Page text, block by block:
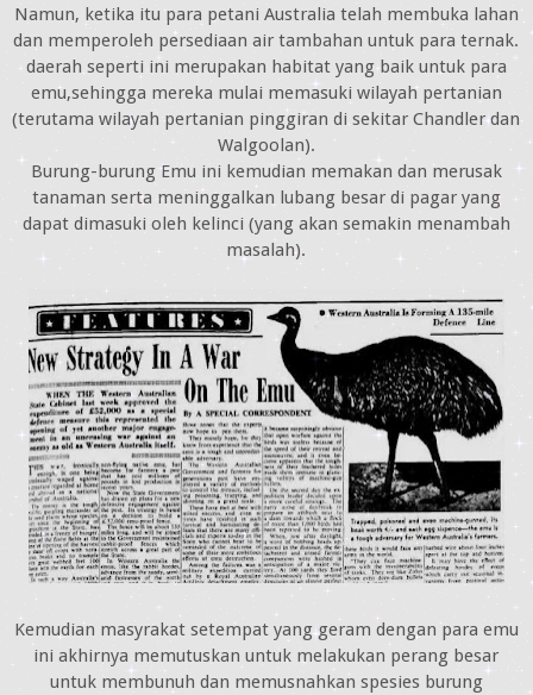
Namun, ketika itu para petani Australia telah membuka lahan
dan memperoleh persediaan air tambahan untuk para ternak.
daerah seperti ini merupakan habitat yang baik untuk para
emu,sehingga mereka mulai memasuki wilayah pertanian
(terutama wilayah pertanian pinggiran di sekitar Chandler dan
Walgoolan).
Burung-burung Emu ini kemudian memakan dan merusak
tanaman serta meninggalkan lubang besar di pagar yang
dapat dimasuki oleh kelinci (yang akan semakin menambah
masalah).
Kemudian masyrakat setempat yang geram dengan para emu
ini akhirnya memutuskan untuk melakukan perang besar
untuk membunuh dan memusnahkan spesies burung